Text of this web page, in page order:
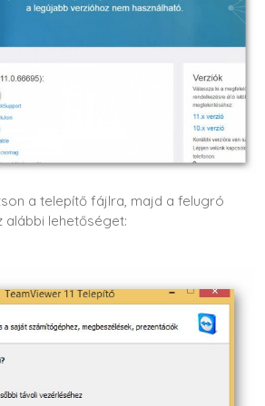
a telepítő fájlra, majd a felugró
alábbi lehetőséget: